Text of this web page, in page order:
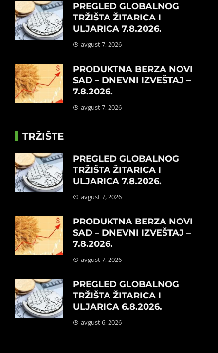
PREGLED GLOBALNOG
TRŽIŠTA ŽITARICA I
ULJARICA 7.8.2026.
avgust 7, 2026
PRODUKTNA BERZA NOVI
SAD – DNEVNI IZVEŠTAJ –
7.8.2026.
avgust 7, 2026
TRŽIŠTE
PREGLED GLOBALNOG
TRŽIŠTA ŽITARICA I
ULJARICA 7.8.2026.
avgust 7, 2026
PRODUKTNA BERZA NOVI
SAD – DNEVNI IZVEŠTAJ –
7.8.2026.
avgust 7, 2026
PREGLED GLOBALNOG
TRŽIŠTA ŽITARICA I
ULJARICA 6.8.2026.
avgust 6, 2026